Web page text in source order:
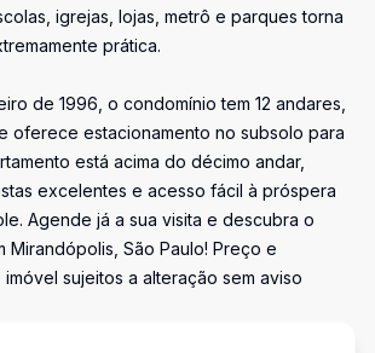
igrejas, lojas, metrô e parques torna
prática.
de 1996, o condomínio tem 12 andares,
oferece estacionamento no subsolo para
está acima do décimo andar,
excelentes e acesso fácil à próspera
Agende já a sua visita e descubra o
Mirandópolis, São Paulo! Preço e
sujeitos a alteração sem aviso